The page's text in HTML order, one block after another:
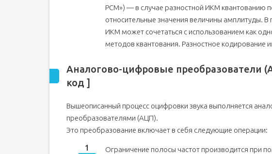
PCM») — в случае разностной ИКМ квантованию
относительные значения величины амплитуды.
ИКМ может сочетаться с использованием как
методов квантования. Разностное кодирование
Аналогово-цифровые преобразователи
код ]
Вышеописанный процесс оцифровки звука выполняется
преобразователями (АЦП).
Это преобразование включает в себя следующие операции:
Ограничение полосы частот производится при